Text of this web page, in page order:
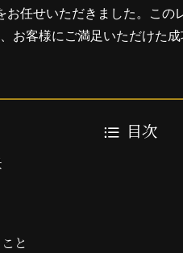
任せいただきました。こ
お客様にご満足いただけた成
目次
と